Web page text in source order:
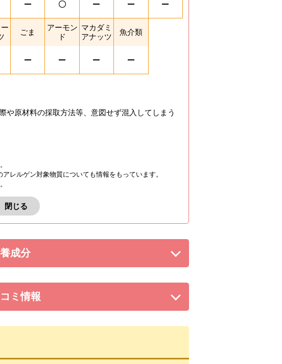
ごま
アーモン
ド
マカダミ
アナッツ
魚介類
や原材料の採取方法等、意図せず混入してしまう
レルゲン対象物質についても情報をもっています。
閉じる
アレルゲンを閉じる。
成分
を展開する。
ミ情報
を展開する。